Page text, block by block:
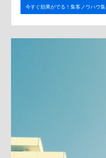
今すぐ効果がでる！集客ノウハウ集